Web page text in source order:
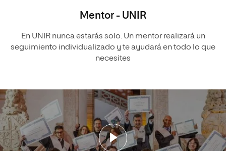
Mentor - UNIR
En UNIR nunca estarás solo. Un mentor realizará un
seguimiento individualizado y te ayudará en todo lo que
necesites